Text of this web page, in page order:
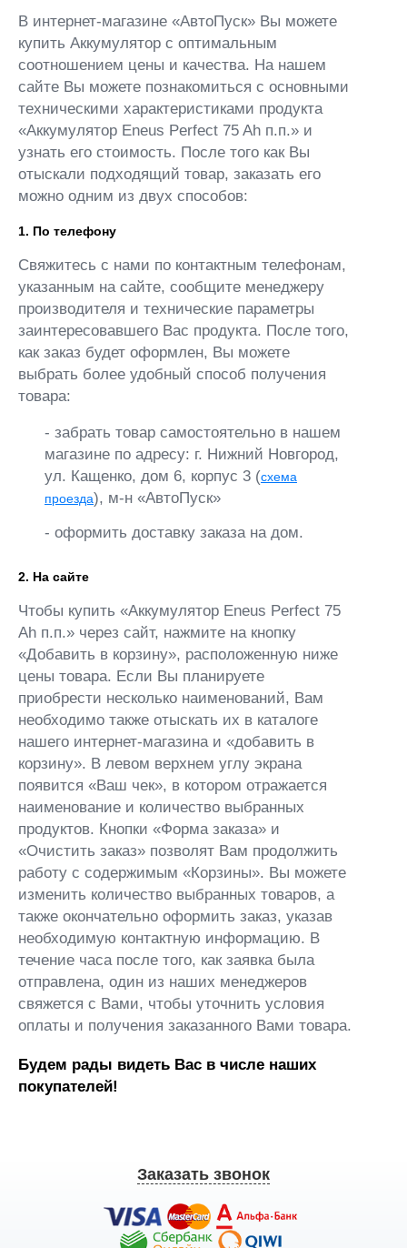
В интернет-магазине «АвтоПуск» Вы можете
купить Аккумулятор с оптимальным
соотношением цены и качества. На нашем
сайте Вы можете познакомиться с основными
техническими характеристиками продукта
«Аккумулятор Eneus Perfect 75 Ah п.п.» и
узнать его стоимость. После того как Вы
отыскали подходящий товар, заказать его
можно одним из двух способов:
1. По телефону
Свяжитесь с нами по контактным телефонам,
указанным на сайте, сообщите менеджеру
производителя и технические параметры
заинтересовавшего Вас продукта. После того,
как заказ будет оформлен, Вы можете
выбрать более удобный способ получения
товара:
- забрать товар самостоятельно в нашем
магазине по адресу: г. Нижний Новгород,
ул. Кащенко, дом 6, корпус 3 (схема
проезда), м-н «АвтоПуск»
- оформить доставку заказа на дом.
2. На сайте
Чтобы купить «Аккумулятор Eneus Perfect 75
Ah п.п.» через сайт, нажмите на кнопку
«Добавить в корзину», расположенную ниже
цены товара. Если Вы планируете
приобрести несколько наименований, Вам
необходимо также отыскать их в каталоге
нашего интернет-магазина и «добавить в
корзину». В левом верхнем углу экрана
появится «Ваш чек», в котором отражается
наименование и количество выбранных
продуктов. Кнопки «Форма заказа» и
«Очистить заказ» позволят Вам продолжить
работу с содержимым «Корзины». Вы можете
изменить количество выбранных товаров, а
также окончательно оформить заказ, указав
необходимую контактную информацию. В
течение часа после того, как заявка была
отправлена, один из наших менеджеров
свяжется с Вами, чтобы уточнить условия
оплаты и получения заказанного Вами товара.
Будем рады видеть Вас в числе наших
покупателей!
Заказать звонок